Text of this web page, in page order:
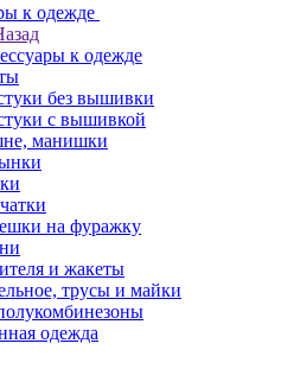
к одежде
к одежде
без вышивки
с вышивкой
манишки
на фуражку
и жакеты
трусы и майки
одежда